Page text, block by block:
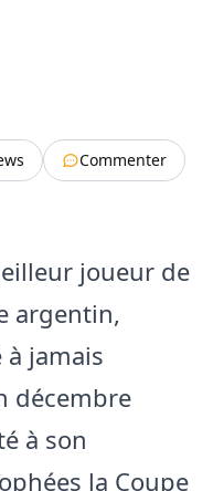
Commenter
joueur de
argentin,
à jamais
décembre
à son
la Coupe